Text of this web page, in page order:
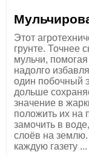
Этот
грунте. Точнее
мульчи,
надолго
один побочный
дольше
значение в
положить их на
замочить в
слоёв на землю.
каждую газету ...